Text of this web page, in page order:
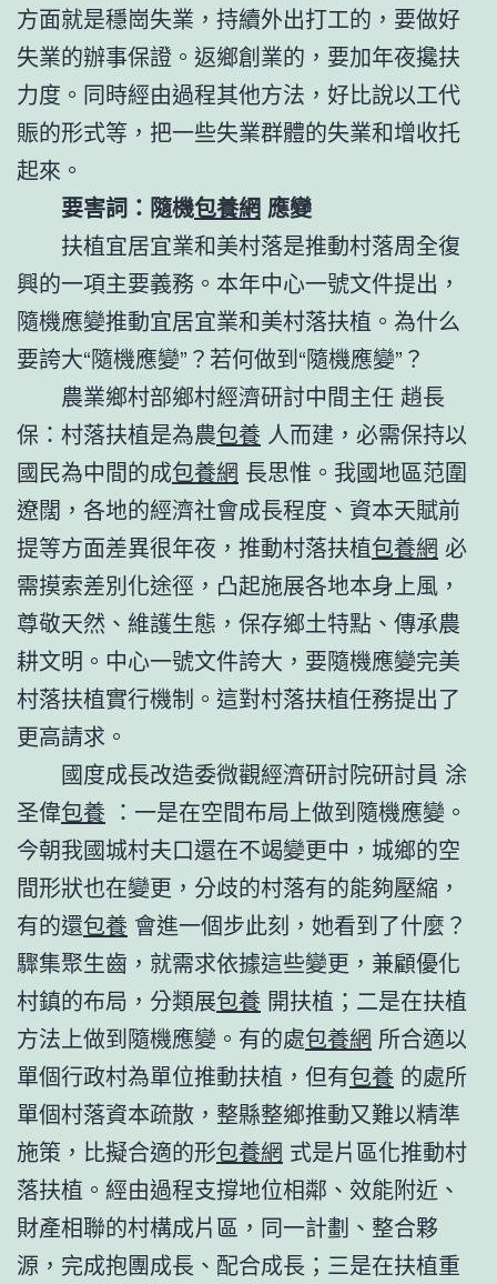
方面就是穩崗失業，持續外出打工的，要做好
失業的辦事保證。返鄉創業的，要加年夜攙扶
力度。同時經由過程其他方法，好比說以工代
賑的形式等，把一些失業群體的失業和增收托
起來。
要害詞：隨機包養網 應變
扶植宜居宜業和美村落是推動村落周全復
興的一項主要義務。本年中心一號文件提出，
隨機應變推動宜居宜業和美村落扶植。為什么
要誇大“隨機應變”？若何做到“隨機應變”？
農業鄉村部鄉村經濟研討中間主任 趙長
保：村落扶植是為農包養 人而建，必需保持以
國民為中間的成包養網 長思惟。我國地區范圍
遼闊，各地的經濟社會成長程度、資本天賦前
提等方面差異很年夜，推動村落扶植包養網 必
需摸索差別化途徑，凸起施展各地本身上風，
尊敬天然、維護生態，保存鄉土特點、傳承農
耕文明。中心一號文件誇大，要隨機應變完美
村落扶植實行機制。這對村落扶植任務提出了
更高請求。
國度成長改造委微觀經濟研討院研討員 涂
圣偉包養 ：一是在空間布局上做到隨機應變。
今朝我國城村夫口還在不竭變更中，城鄉的空
間形狀也在變更，分歧的村落有的能夠壓縮，
有的還包養 會進一個步此刻，她看到了什麼？
驟集聚生齒，就需求依據這些變更，兼顧優化
村鎮的布局，分類展包養 開扶植；二是在扶植
方法上做到隨機應變。有的處包養網 所合適以
單個行政村為單位推動扶植，但有包養 的處所
單個村落資本疏散，整縣整鄉推動又難以精準
施策，比擬合適的形包養網 式是片區化推動村
落扶植。經由過程支撐地位相鄰、效能附近、
財產相聯的村構成片區，同一計劃、整合夥
源，完成抱團成長、配合成長；三是在扶植重